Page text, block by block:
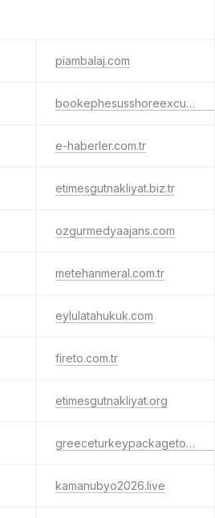
piambalaj.com
bookephesusshoreexcursion.com
e-haberler.com.tr
etimesgutnakliyat.biz.tr
ozgurmedyaajans.com
metehanmeral.com.tr
eylulatahukuk.com
fireto.com.tr
etimesgutnakliyat.org
greeceturkeypackagetours.com
kamanubyo2026.live